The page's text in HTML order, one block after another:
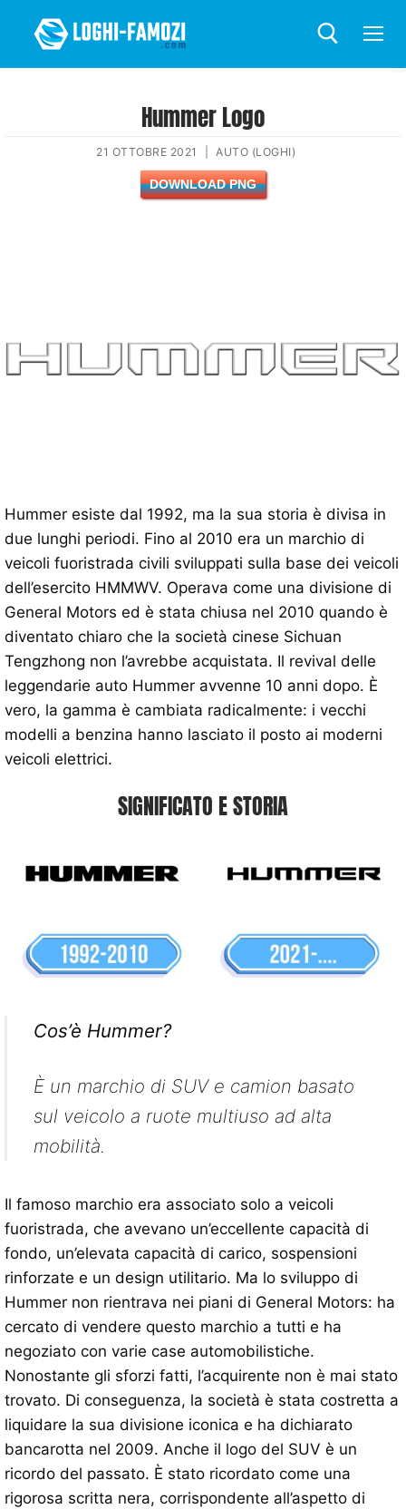
Hummer Logo
21 OTTOBRE 2021 AUTO (LOGHI)
DOWNLOAD PNG
Hummer esiste dal 1992, ma la sua storia è divisa in
due lunghi periodi. Fino al 2010 era un marchio di
veicoli fuoristrada civili sviluppati sulla base dei veicoli
dell’esercito HMMWV. Operava come una divisione di
General Motors ed è stata chiusa nel 2010 quando è
diventato chiaro che la società cinese Sichuan
Tengzhong non l’avrebbe acquistata. Il revival delle
leggendarie auto Hummer avvenne 10 anni dopo. È
vero, la gamma è cambiata radicalmente: i vecchi
modelli a benzina hanno lasciato il posto ai moderni
veicoli elettrici.
SIGNIFICATO E STORIA
Cos’è Hummer?
È un marchio di SUV e camion basato
sul veicolo a ruote multiuso ad alta
mobilità.
Il famoso marchio era associato solo a veicoli
fuoristrada, che avevano un’eccellente capacità di
fondo, un’elevata capacità di carico, sospensioni
rinforzate e un design utilitario. Ma lo sviluppo di
Hummer non rientrava nei piani di General Motors: ha
cercato di vendere questo marchio a tutti e ha
negoziato con varie case automobilistiche.
Nonostante gli sforzi fatti, l’acquirente non è mai stato
trovato. Di conseguenza, la società è stata costretta a
liquidare la sua divisione iconica e ha dichiarato
bancarotta nel 2009. Anche il logo del SUV è un
ricordo del passato. È stato ricordato come una
rigorosa scritta nera, corrispondente all’aspetto di